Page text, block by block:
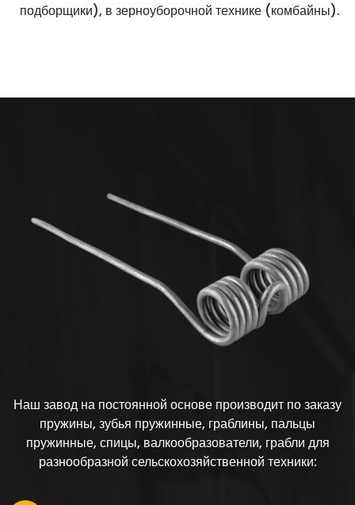
подборщики), в зерноуборочной технике (комбайны).
Наш завод на постоянной основе производит по заказу
пружины, зубья пружинные, граблины, пальцы
пружинные, спицы, валкообразователи, грабли для
разнообразной сельскохозяйственной техники: